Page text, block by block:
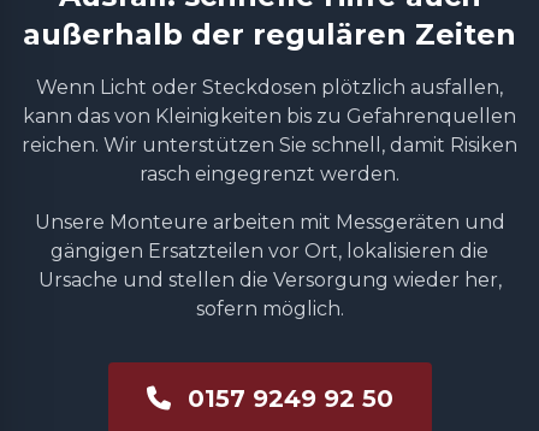
außerhalb der regulären Zeiten
Wenn Licht oder Steckdosen plötzlich ausfallen,
kann das von Kleinigkeiten bis zu Gefahrenquellen
reichen. Wir unterstützen Sie schnell, damit Risiken
rasch eingegrenzt werden.
Unsere Monteure arbeiten mit Messgeräten und
gängigen Ersatzteilen vor Ort, lokalisieren die
Ursache und stellen die Versorgung wieder her,
sofern möglich.
0157 9249 92 50